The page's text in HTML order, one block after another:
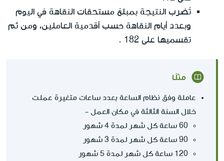
تُضرب النتيجة بمبلغ مستحقات النقاهة في اليوم
وبعدد أيام النقاهة حسب أقدمية العاملين، ومن ثم
تقسميها على 182 .
مثلًا
عاملة وفق نظام الساعة بعدد ساعات متغيرة عملت
خلال السنة الثالثة في مكان العمل -
60 ساعة كل شهر لمدة 4 شهور
90 ساعة كل شهر لمدة 3 شهور
120 ساعة كل شهر لمدة 5 شهور